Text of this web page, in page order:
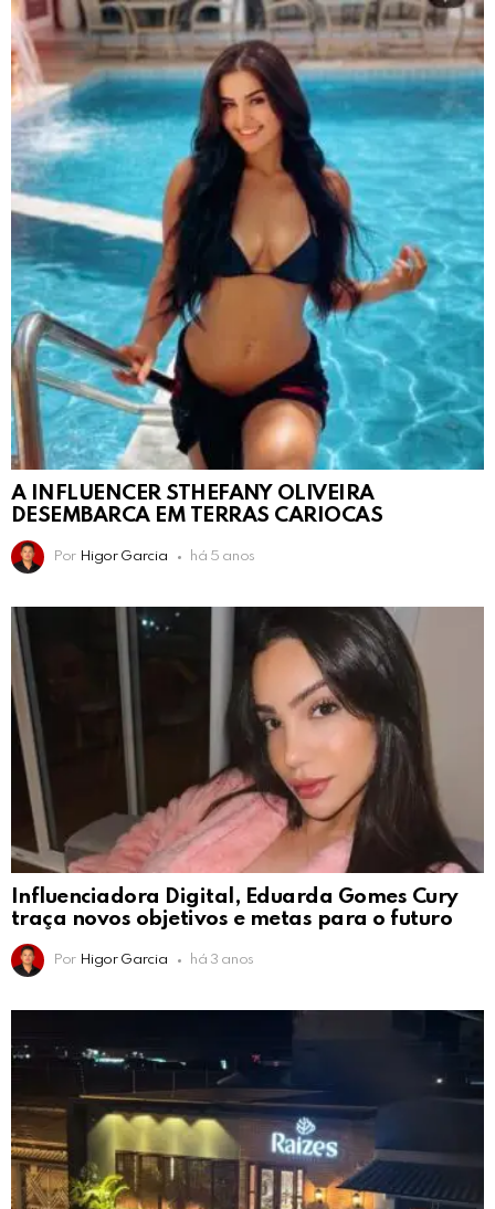
A INFLUENCER STHEFANY OLIVEIRA
DESEMBARCA EM TERRAS CARIOCAS
Por Higor Garcia há 5 anos
Influenciadora Digital, Eduarda Gomes Cury
traça novos objetivos e metas para o futuro
Por Higor Garcia há 3 anos